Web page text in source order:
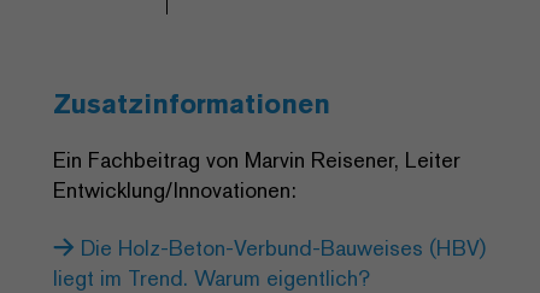
Zusatzinformationen
Ein Fachbeitrag von Marvin Reisener, Leiter
Entwicklung/Innovationen:
Die Holz-Beton-Verbund-Bauweises (HBV)
liegt im Trend. Warum eigentlich?